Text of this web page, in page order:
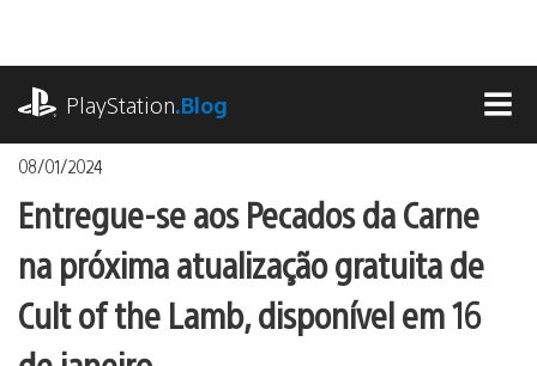
o
conteúdo
PlayStation.Blog
08/01/2024
Entregue-se aos Pecados da Carne
na próxima atualização gratuita de
Cult of the Lamb, disponível em 16